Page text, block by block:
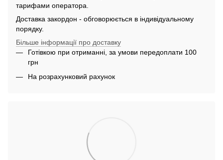
тарифами оператора.
Доставка закордон - обговорюється в індивідуальному
порядку.
Більше інформації про доставку
Готівкою при отриманні, за умови передоплати 100
грн
На розрахунковий рахунок